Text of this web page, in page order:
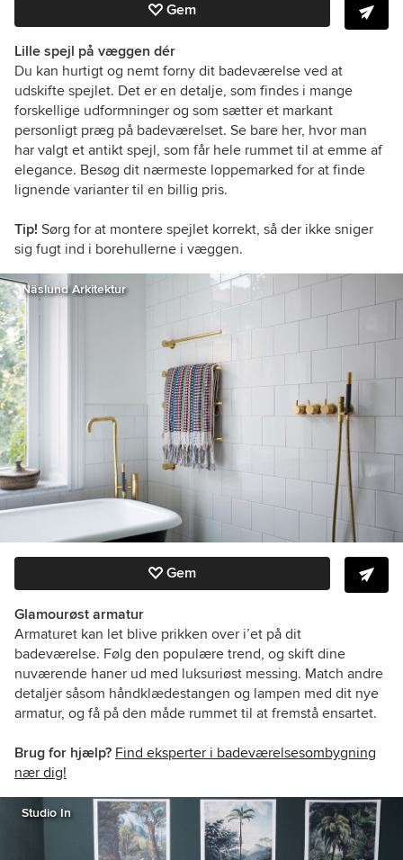
Gem
Lille spejl på væggen dér
Du kan hurtigt og nemt forny dit badeværelse ved at
udskifte spejlet. Det er en detalje, som findes i mange
forskellige udformninger og som sætter et markant
personligt præg på badeværelset. Se bare her, hvor man
har valgt et antikt spejl, som får hele rummet til at emme af
elegance. Besøg dit nærmeste loppemarked for at finde
lignende varianter til en billig pris.
Tip! Sørg for at montere spejlet korrekt, så der ikke sniger
sig fugt ind i borehullerne i væggen.
Näslund Arkitektur
Gem
Glamourøst armatur
Armaturet kan let blive prikken over i’et på dit
badeværelse. Følg den populære trend, og skift dine
nuværende haner ud med luksuriøst messing. Match andre
detaljer såsom håndklædestangen og lampen med dit nye
armatur, og få på den måde rummet til at fremstå ensartet.
Brug for hjælp? Find eksperter i badeværelsesombygning
nær dig!
Studio In